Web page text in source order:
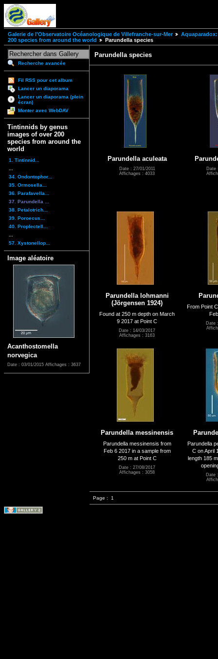
Galerie de l'Observatoire Océanologique de Villefranche-sur-Mer
200 species from around the world
Parundella species
Recherche avancée
Fil RSS pour cet album
Lancer un diaporama
Lancer un diaporama (plein
écran)
Monter avec WebDAV
Tintinnids by genus
images of over 200
species from around the
world
1. Tintinnid...
34. Ondontophor...
35. Ormosella...
36. Parafavella...
37. Parundella ...
38. Petalotrich...
39. Poroecus...
40. Proplectell...
57. Xystonellop...
Image aléatoire
Acanthostomella
norvegica
Date : 03/01/2015 Affichages : 3637
Parundella species
Parundella aculeata
Date : 27/01/2011
Affichages : 4033
Date
Parundella lohmanni
(Jörgensen 1924)
Found at 250 m depth on March
9 2017 at Point C
Date : 14/03/2017
Affichages : 3163
From Point
Date
Parundella messinensis
Parundella messinensis from
Feb 6 2017 in a sample from
250 m at Point C
Date : 27/08/2017
Affichages : 3058
Parundella
C on April
length 185
Date
Page : 1